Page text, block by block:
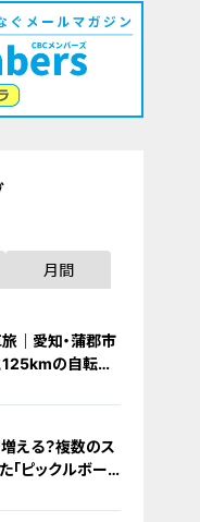
月間
｜愛知・蒲郡市
125kmの自転車
える？複数のス
「ピックルボー